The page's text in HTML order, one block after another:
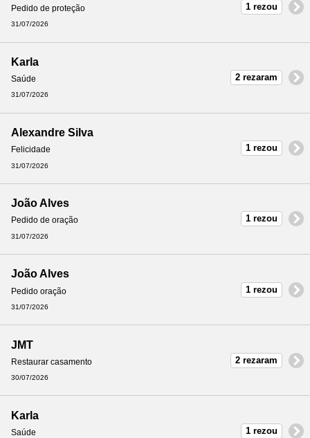
Pedido de proteção
31/07/2026
1 rezou
Karla
Saúde
31/07/2026
2 rezaram
Alexandre Silva
Felicidade
31/07/2026
1 rezou
João Alves
Pedido de oração
31/07/2026
1 rezou
João Alves
Pedido oração
31/07/2026
1 rezou
JMT
Restaurar casamento
30/07/2026
2 rezaram
Karla
Saúde 1 rezou